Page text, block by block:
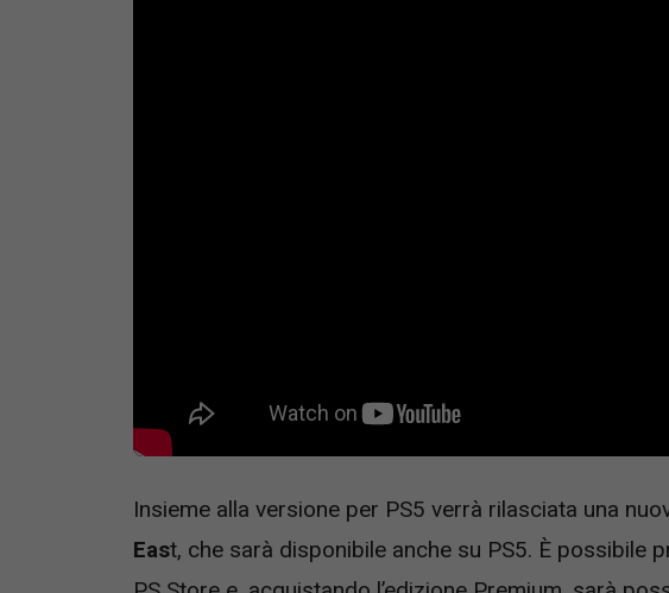
Insieme alla versione per PS5 verrà rilasciata una
East, che sarà disponibile anche su PS5. È possibile